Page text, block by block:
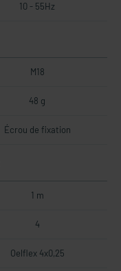
10 - 55Hz
M18
48 g
Écrou de fixation
1 m
4
Oelflex 4x0,25